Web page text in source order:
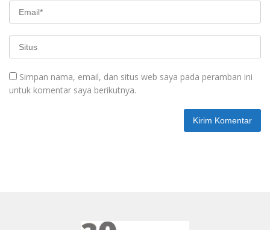
Simpan nama, email, dan situs web saya pada peramban ini
untuk komentar saya berikutnya.